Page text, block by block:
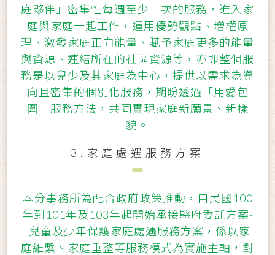
庭夥伴」密集性每週至少一次的服務，進入家
庭與家庭一起工作，運用優勢觀點、増權原
理、激發家庭正向能量、賦予家庭更多的能量
與資源、連結所在的社區資源等，亦即整個服
務是以兒少及其家庭為中心，提供以需求為導
向且密集的個別化服務，期盼透過「用愛包
圍」服務方法，共同實現家庭新願景、新樣
貌。
3.家庭處遇服務方案
本分事務所為配合政府政策推動，自民國100
年到101年及103年起開始承接縣府委託方案-
-兒童及少年保護家庭處遇服務方案，係以家
庭維繫、家庭重整等服務模式為實施主軸，對